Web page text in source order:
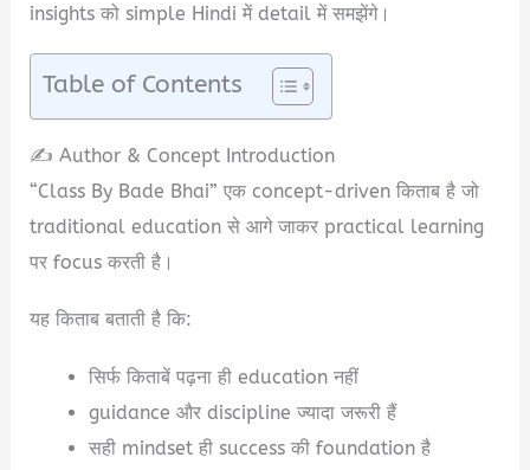
insights को simple Hindi में detail में समझेंगे।
Table of Contents
✍️ Author & Concept Introduction
“Class By Bade Bhai” एक concept-driven किताब है जो
traditional education से आगे जाकर practical learning
पर focus करती है।
यह किताब बताती है कि:
सिर्फ किताबें पढ़ना ही education नहीं
guidance और discipline ज्यादा जरूरी हैं
सही mindset ही success की foundation है